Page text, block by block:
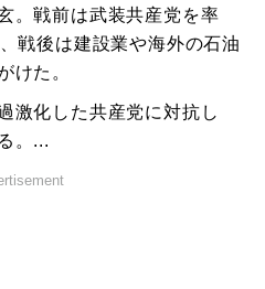
。戦前は武装共産党を率
戦後は建設業や海外の石油
けた。
激化した共産党に対抗し
。...